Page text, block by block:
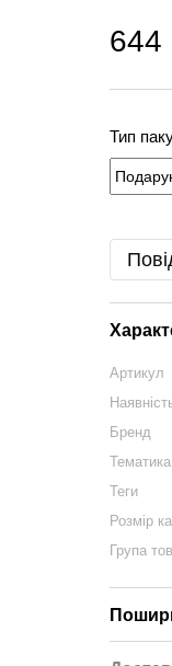
644
Тип
Артикул
Бренд
Тематика
Теги
Розмір
Група